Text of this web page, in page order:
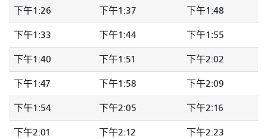
下午1:26 下午1:37 下午1:48
下午1:33 下午1:44 下午1:55
下午1:40 下午1:51 下午2:02
下午1:47 下午1:58 下午2:09
下午1:54 下午2:05 下午2:16
下午2:01 下午2:12 下午2:23